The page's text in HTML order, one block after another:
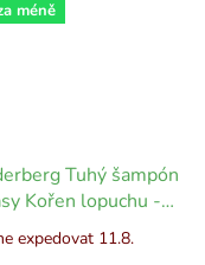
méně
Tuhý šampón
Kořen lopuchu -
expedovat 11.8.